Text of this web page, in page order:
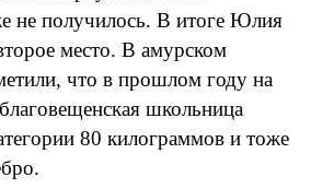
не получилось. В итоге Юлия
место. В амурском
что в прошлом году на
школьница
80 килограммов и тоже